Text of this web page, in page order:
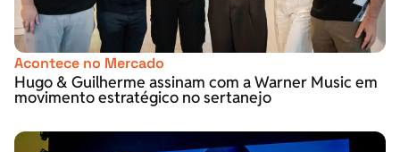
Acontece no Mercado
Hugo & Guilherme assinam com a Warner Music em
movimento estratégico no sertanejo